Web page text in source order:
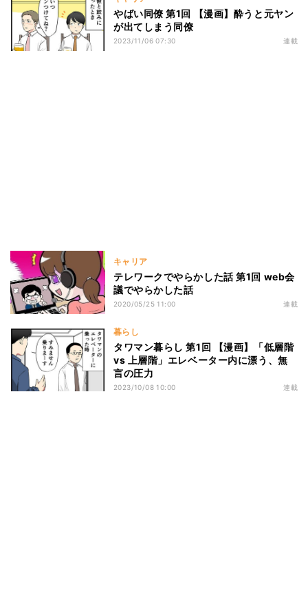
やばい同僚 第1回 【漫画】酔うと元ヤン
が出てしまう同僚
2023/11/06 07:30 連載
キャリア
テレワークでやらかした話 第1回 web会
議でやらかした話
2020/05/25 11:00 連載
暮らし
タワマン暮らし 第1回 【漫画】「低層階
vs 上層階」エレベーター内に漂う、無
言の圧力
2023/10/08 10:00 連載